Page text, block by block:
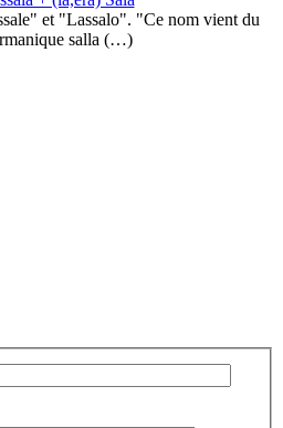
et "Lassalo". "Ce nom vient du
salla (…)